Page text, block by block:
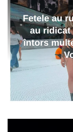
Fetele au
au ridicat
întors